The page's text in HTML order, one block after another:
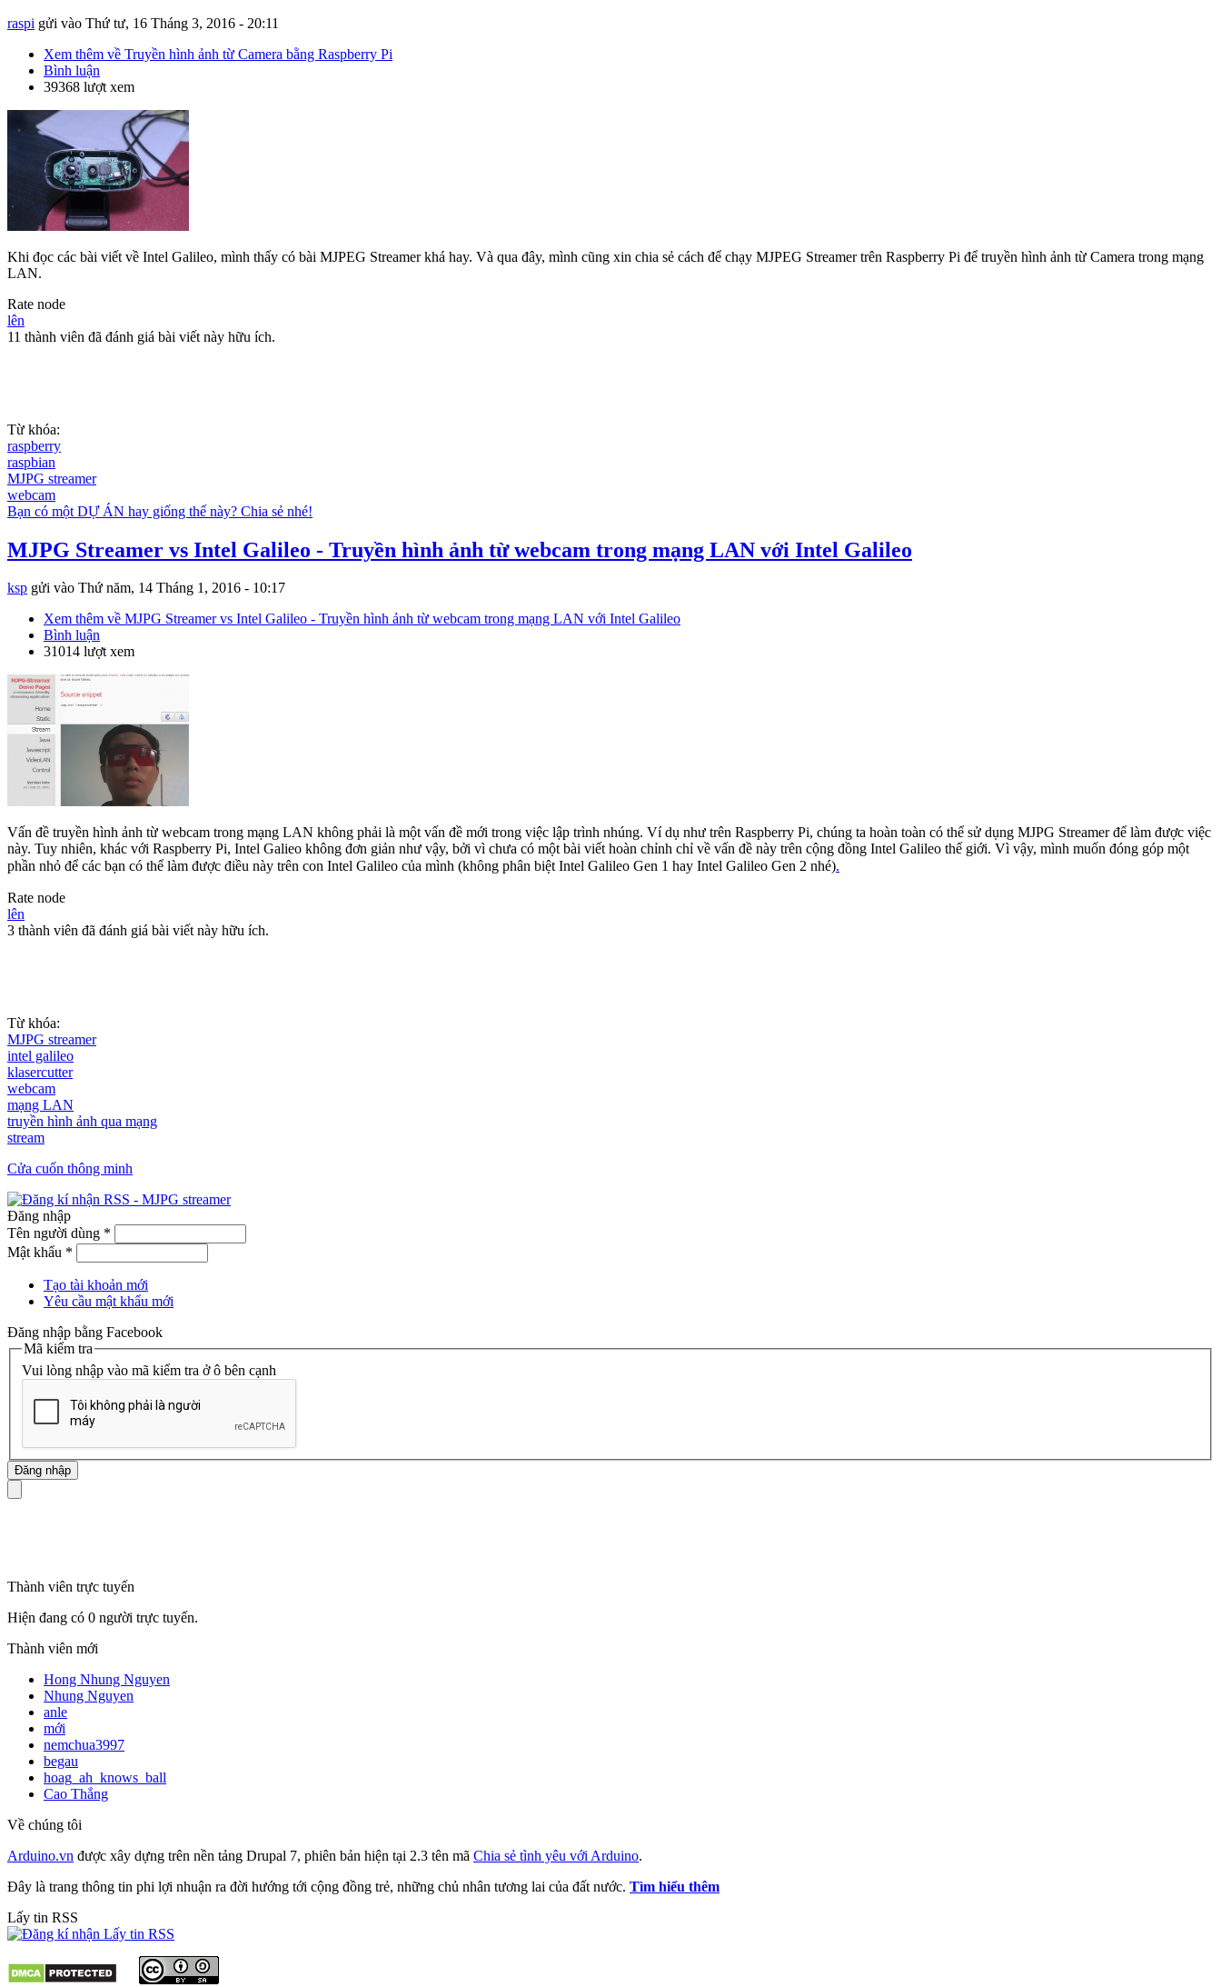
raspi gửi vào Thứ tư, 16 Tháng 3, 2016 - 20:11
Xem thêm về Truyền hình ảnh từ Camera bằng Raspberry Pi
Bình luận
39368 lượt xem
Khi đọc các bài viết về Intel Galileo, mình thấy có bài MJPEG Streamer khá hay. Và qua đây, mình cũng xin chia sẻ cách để chạy MJPEG Streamer trên Raspberry Pi để truyền hình ảnh từ Camera trong mạng
LAN.
Rate node
lên
11 thành viên đã đánh giá bài viết này hữu ích.
Từ khóa:
raspberry
raspbian
MJPG streamer
webcam
Bạn có một DỰ ÁN hay giống thế này? Chia sẻ nhé!
MJPG Streamer vs Intel Galileo - Truyền hình ảnh từ webcam trong mạng LAN với Intel Galileo
ksp gửi vào Thứ năm, 14 Tháng 1, 2016 - 10:17
Xem thêm về MJPG Streamer vs Intel Galileo - Truyền hình ảnh từ webcam trong mạng LAN với Intel Galileo
Bình luận
31014 lượt xem
Vấn đề truyền hình ảnh từ webcam trong mạng LAN không phải là một vấn đề mới trong việc lập trình nhúng. Ví dụ như trên Raspberry Pi, chúng ta hoàn toàn có thể sử dụng MJPG Streamer để làm được việc
này. Tuy nhiên, khác với Raspberry Pi, Intel Galieo không đơn giản như vậy, bởi vì chưa có một bài viết hoàn chỉnh chỉ về vấn đề này trên cộng đồng Intel Galileo thế giới. Vì vậy, mình muốn đóng góp một
phần nhỏ để các bạn có thể làm được điều này trên con Intel Galileo của mình (không phân biệt Intel Galileo Gen 1 hay Intel Galileo Gen 2 nhé).
Rate node
lên
3 thành viên đã đánh giá bài viết này hữu ích.
Từ khóa:
MJPG streamer
intel galileo
klasercutter
webcam
mạng LAN
truyền hình ảnh qua mạng
stream
Cửa cuốn thông minh
Đăng nhập
Tên người dùng *
Mật khẩu *
Tạo tài khoản mới
Yêu cầu mật khẩu mới
Đăng nhập bằng Facebook
Mã kiểm tra
Vui lòng nhập vào mã kiểm tra ở ô bên cạnh
Thành viên trực tuyến
Hiện đang có 0 người trực tuyến.
Thành viên mới
Hong Nhung Nguyen
Nhung Nguyen
anle
mới
nemchua3997
begau
hoag_ah_knows_ball
Cao Thắng
Về chúng tôi
Arduino.vn được xây dựng trên nền tảng Drupal 7, phiên bản hiện tại 2.3 tên mã Chia sẻ tình yêu với Arduino.
Đây là trang thông tin phi lợi nhuận ra đời hướng tới cộng đồng trẻ, những chủ nhân tương lai của đất nước. Tìm hiểu thêm
Lấy tin RSS